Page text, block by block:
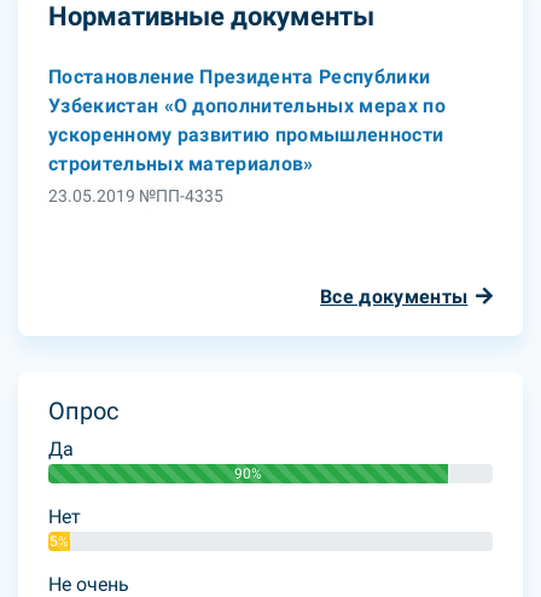
Нормативные документы
Постановление Президента Республики
Узбекистан «О дополнительных мерах по
ускоренному развитию промышленности
строительных материалов»
23.05.2019 №ПП-4335
Все документы
Опрос
Да
90%
Нет
5%
Не очень